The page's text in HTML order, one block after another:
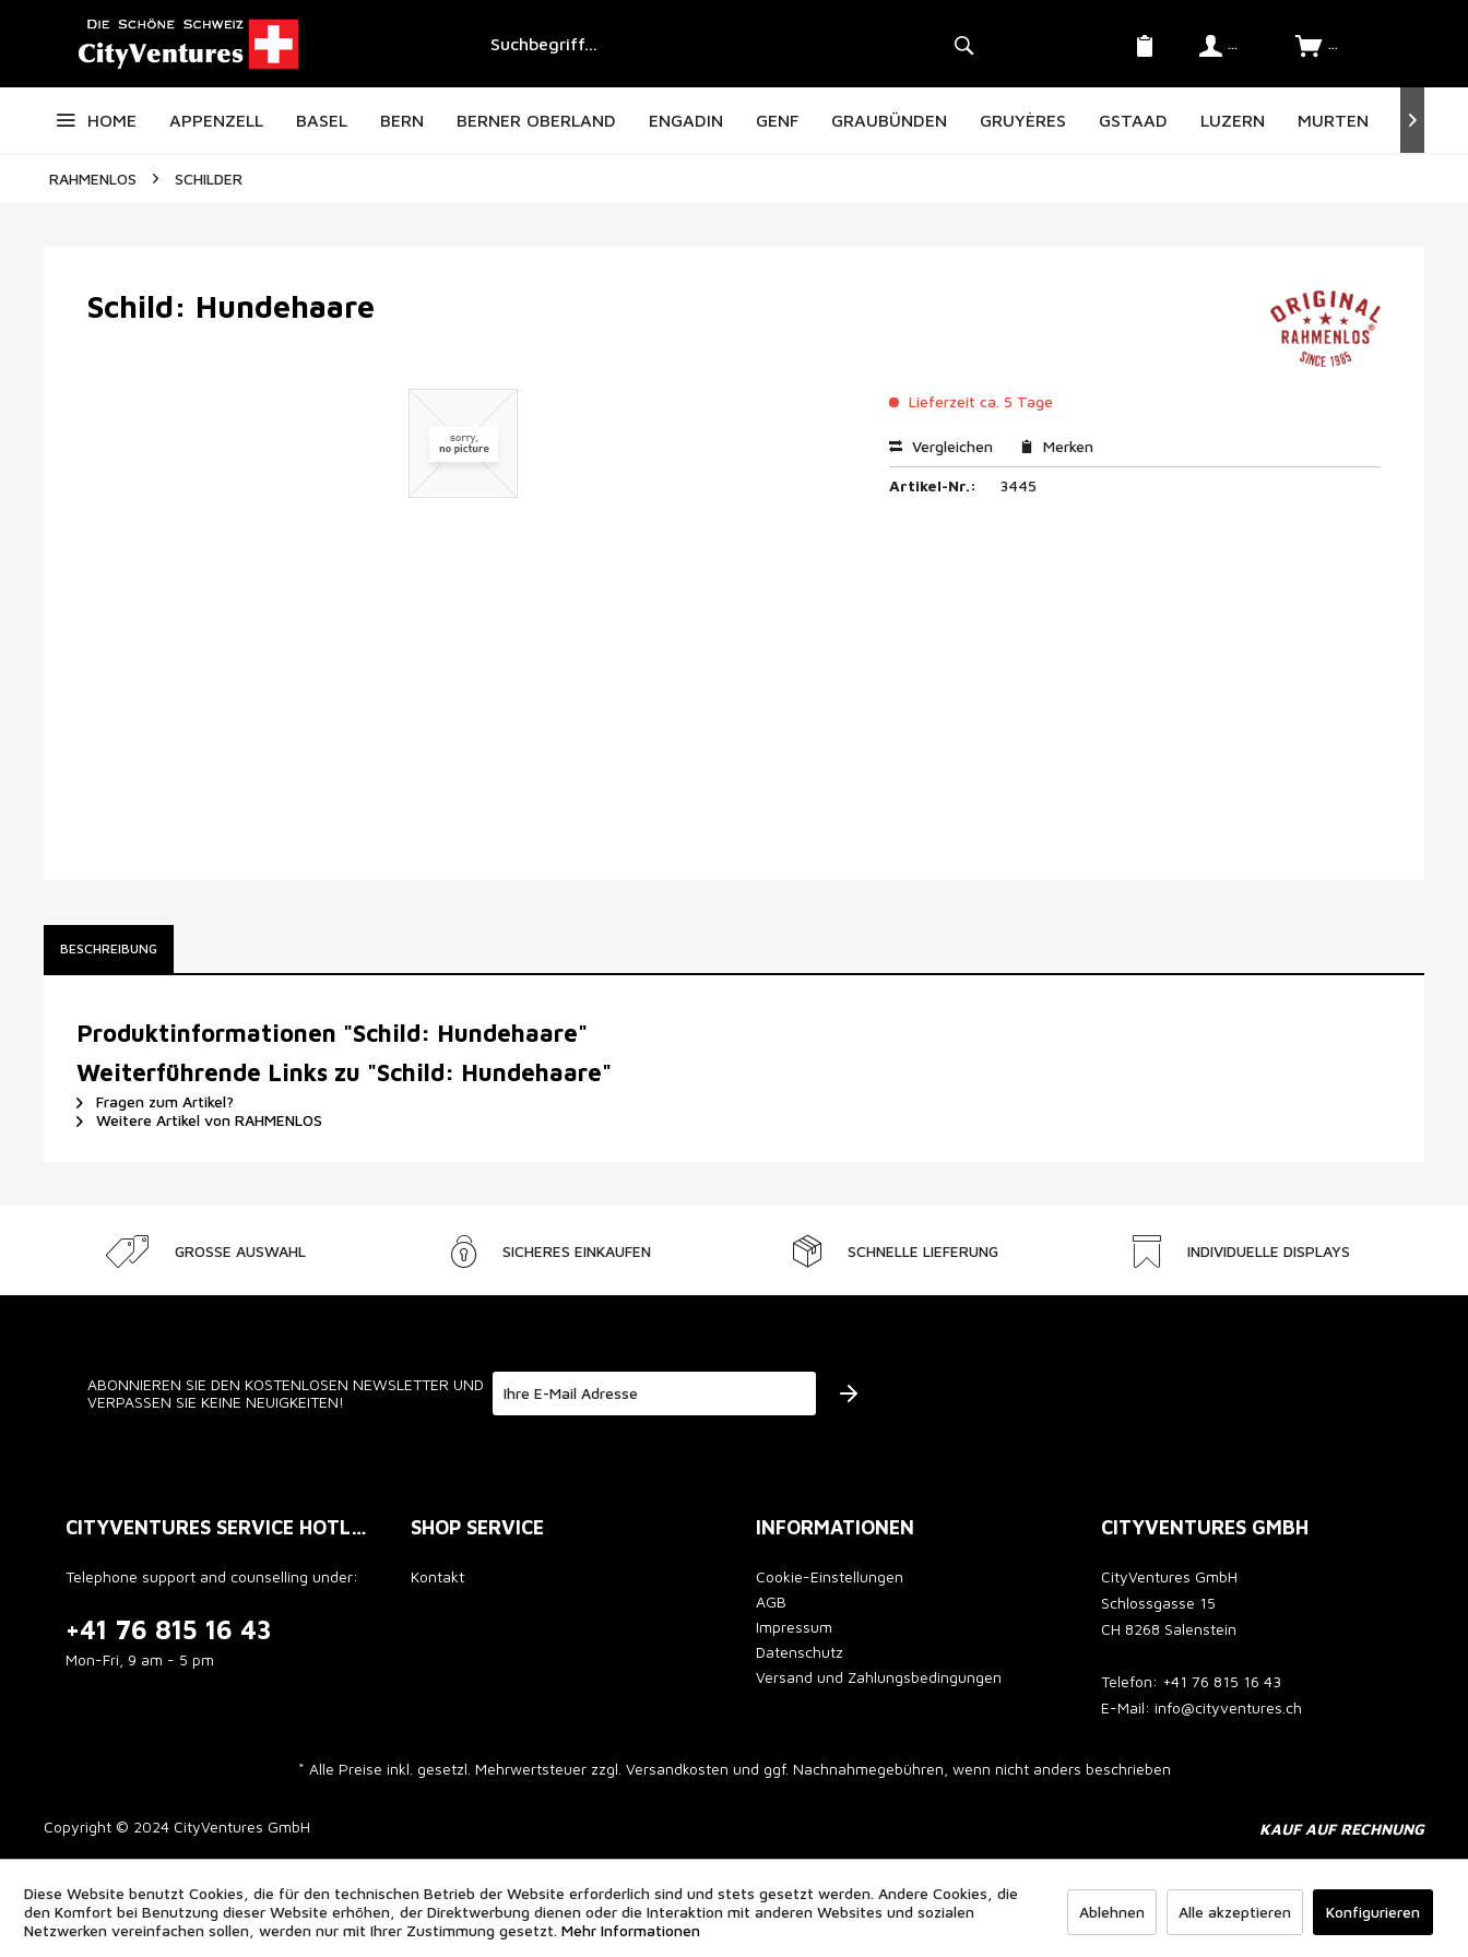
Konto SFr. 0.00 *
HOME APPENZELL BASEL BERN BERNER OBERLAND ENGADIN GENF GRAUBÜNDEN GRUYÈRES GSTAAD LUZERN MURTEN NORD

RAHMENLOS SCHILDER
Schild: Hundehaare
Lieferzeit ca. 5 Tage
Vergleichen Merken
Artikel-Nr.: 3445
BESCHREIBUNG
Produktinformationen "Schild: Hundehaare"
Weiterführende Links zu "Schild: Hundehaare"
Fragen zum Artikel?
Weitere Artikel von RAHMENLOS
GROSSE AUSWAHL SICHERES EINKAUFEN SCHNELLE LIEFERUNG INDIVIDUELLE DISPLAYS
ABONNIEREN SIE DEN KOSTENLOSEN NEWSLETTER UND
VERPASSEN SIE KEINE NEUIGKEITEN!
CITYVENTURES SERVICE HOTLINE
Telephone support and counselling under:
+41 76 815 16 43
Mon-Fri, 9 am - 5 pm
SHOP SERVICE
Kontakt
INFORMATIONEN
Cookie-Einstellungen
AGB
Impressum
Datenschutz
Versand und Zahlungsbedingungen
CITYVENTURES GMBH
CityVentures GmbH
Schlossgasse 15
CH 8268 Salenstein
Telefon: +41 76 815 16 43
E-Mail: info@cityventures.ch
* Alle Preise inkl. gesetzl. Mehrwertsteuer zzgl. Versandkosten und ggf. Nachnahmegebühren, wenn nicht anders beschrieben
Copyright © 2024 CityVentures GmbH KAUF AUF RECHNUNG
Diese Website benutzt Cookies, die für den technischen Betrieb der Website erforderlich sind und stets gesetzt werden. Andere Cookies, die
den Komfort bei Benutzung dieser Website erhöhen, der Direktwerbung dienen oder die Interaktion mit anderen Websites und sozialen
Netzwerken vereinfachen sollen, werden nur mit Ihrer Zustimmung gesetzt. Mehr Informationen
Ablehnen Alle akzeptieren Konfigurieren